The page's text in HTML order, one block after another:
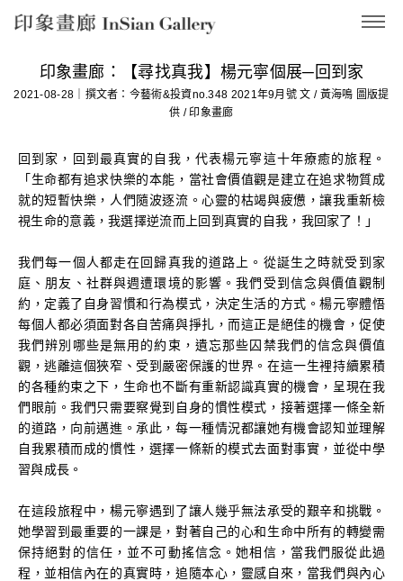
InSian Gallery
印象畫廊：【尋找真我】楊元寧個展─回到家
2021-08-28｜撰文者：今藝術&投資no.348 2021年9月號 文 / 黃海鳴 圖版提
供 / 印象畫廊
回到家，回到最真實的自我，代表楊元寧這十年療癒的旅程。
「生命都有追求快樂的本能，當社會價值觀是建立在追求物質成
就的短暫快樂，人們隨波逐流。心靈的枯竭與疲憊，讓我重新檢
視生命的意義，我選擇逆流而上回到真實的自我，我回家了！」
我們每一個人都走在回歸真我的道路上。從誕生之時就受到家
庭、朋友、社群與週遭環境的影響。我們受到信念與價值觀制
約，定義了自身習慣和行為模式，決定生活的方式。楊元寧體悟
每個人都必須面對各自苦痛與掙扎，而這正是絕佳的機會，促使
我們辨別哪些是無用的約束，遺忘那些囚禁我們的信念與價值
觀，逃離這個狹窄、受到嚴密保護的世界。在這一生裡持續累積
的各種約束之下，生命也不斷有重新認識真實的機會，呈現在我
們眼前。我們只需要察覺到自身的慣性模式，接著選擇一條全新
的道路，向前邁進。承此，每一種情況都讓她有機會認知並理解
自我累積而成的慣性，選擇一條新的模式去面對事實，並從中學
習與成長。
在這段旅程中，楊元寧遇到了讓人幾乎無法承受的艱辛和挑戰。
她學習到最重要的一課是，對著自己的心和生命中所有的轉變需
保持絕對的信任，並不可動搖信念。她相信，當我們服從此過
程，並相信內在的真實時，追隨本心，靈感自來，當我們與內心